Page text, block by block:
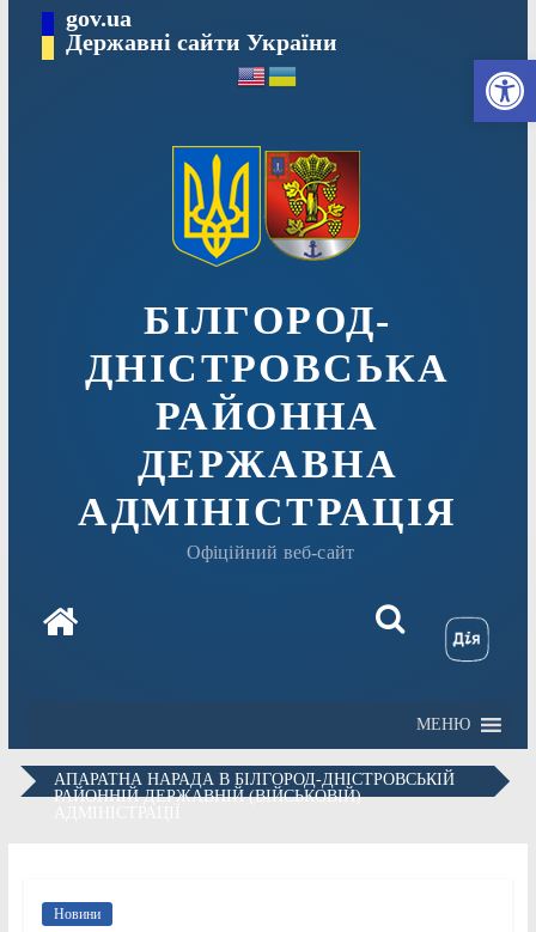
вмісту
gov.ua
Державні сайти України
БІЛГОРОД-
ДНІСТРОВСЬКА
РАЙОННА
ДЕРЖАВНА
АДМІНІСТРАЦІЯ
Офіційний веб-сайт
МЕНЮ
АПАРАТНА НАРАДА В БІЛГОРОД-ДНІСТРОВСЬКІЙ
РАЙОННІЙ ДЕРЖАВНІЙ (ВІЙСЬКОВІЙ)
Новини